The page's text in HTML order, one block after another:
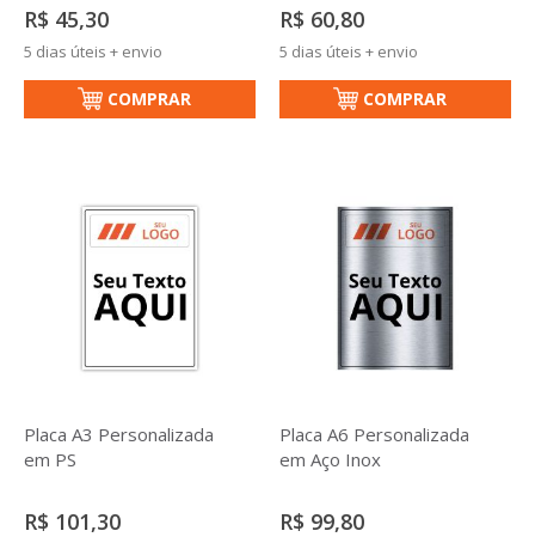
R$ 45,30
5 dias úteis + envio
COMPRAR
R$ 60,80
5 dias úteis + envio
COMPRAR
Placa A3 Personalizada
em PS
R$ 101,30
Placa A6 Personalizada
em Aço Inox
R$ 99,80